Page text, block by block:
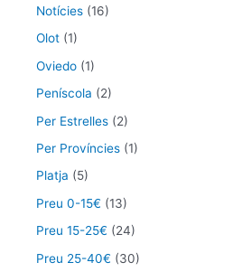
Notícies (16)
Olot (1)
Oviedo (1)
Peníscola (2)
Per Estrelles (2)
Per Províncies (1)
Platja (5)
Preu 0-15€ (13)
Preu 15-25€ (24)
Preu 25-40€ (30)